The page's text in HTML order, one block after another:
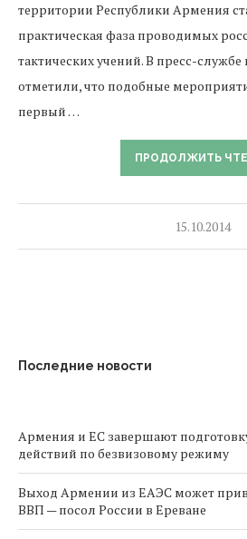
территории Республики Армения
практическая фаза проводимых
тактических учений. В пресс-службе
отметили, что подобные
первый …
ПРОДОЛЖИТЬ
15.10.2014
Последние новости
Армения и ЕС завершают
действий по безвизовому режиму
Выход Армении из ЕАЭС может
ВВП — посол России в Ереване